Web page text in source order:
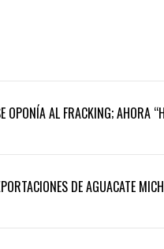
OPONÍA AL FRACKING; AHORA
DE AGUACATE